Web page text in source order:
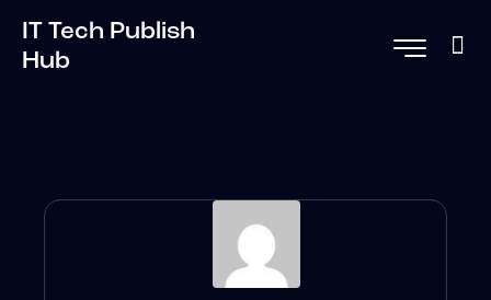
IT Tech Publish
Hub